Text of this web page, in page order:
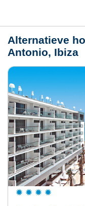
Alternatieve
Antonio, Ibiza